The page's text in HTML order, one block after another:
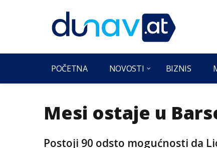
POČETNA NOVOSTI BIZNIS
Mesi ostaje u
Postoji 90 odsto mogućnosti da